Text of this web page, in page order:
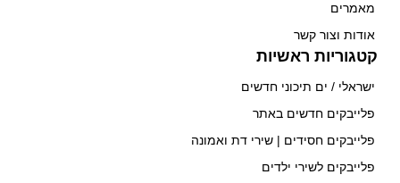
מאמרים
אודות וצור קשר
קטגוריות ראשיות
ישראלי / ים תיכוני חדשים
פלייבקים חדשים באתר
פלייבקים חסידים | שירי דת ואמונה
פלייבקים לשירי ילדים